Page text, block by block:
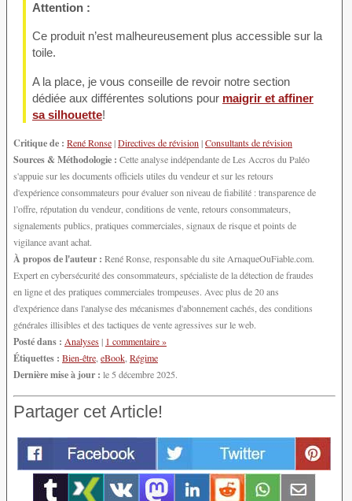
Attention :
Ce produit n’est malheureusement plus accessible sur la
toile.
A la place, je vous conseille de revoir notre section
dédiée aux différentes solutions pour maigrir et affiner
sa silhouette!
Critique de : René Ronse|Directives de révision|Consultants de révision
Sources & Méthodologie : Cette analyse indépendante de Les Accros du Paléo
s'appuie sur les documents officiels utiles du vendeur et sur les retours
d'expérience consommateurs pour évaluer son niveau de fiabilité : transparence de
l’offre, réputation du vendeur, conditions de vente, retours consommateurs,
signalements publics, pratiques commerciales, signaux de risque et points de
vigilance avant achat.
À propos de l'auteur : René Ronse, responsable du site ArnaqueOuFiable.com.
Expert en cybersécurité des consommateurs, spécialiste de la détection de fraudes
en ligne et des pratiques commerciales trompeuses. Avec plus de 20 ans
d'expérience dans l'analyse des mécanismes d'abonnement cachés, des conditions
générales illisibles et des tactiques de vente agressives sur le web.
Posté dans : Analyses| 1 commentaire »
Étiquettes : Bien-être eBook Régime
Dernière mise à jour : le 5 décembre 2025.
Partager cet Article!